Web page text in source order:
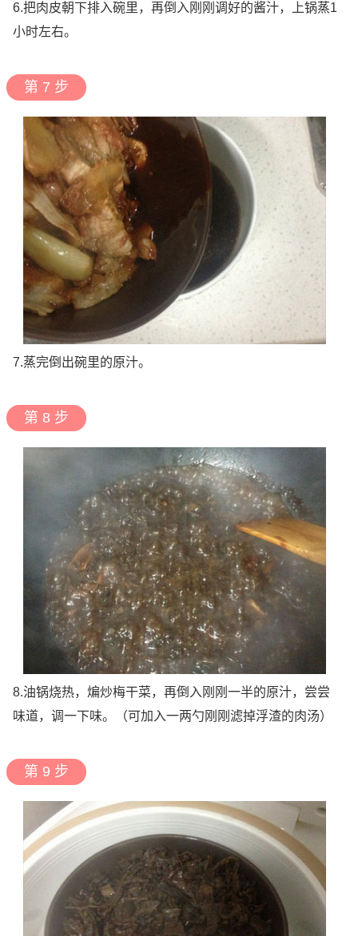
6.把肉皮朝下排入碗里，再倒入刚刚调好的酱汁，上锅蒸1
小时左右。
第 7 步
7.蒸完倒出碗里的原汁。
第 8 步
8.油锅烧热，煸炒梅干菜，再倒入刚刚一半的原汁，尝尝
味道，调一下味。（可加入一两勺刚刚滤掉浮渣的肉汤）
第 9 步